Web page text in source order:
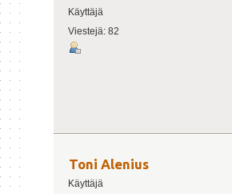
Käyttäjä
Viestejä: 82
Toni Alenius
Käyttäjä